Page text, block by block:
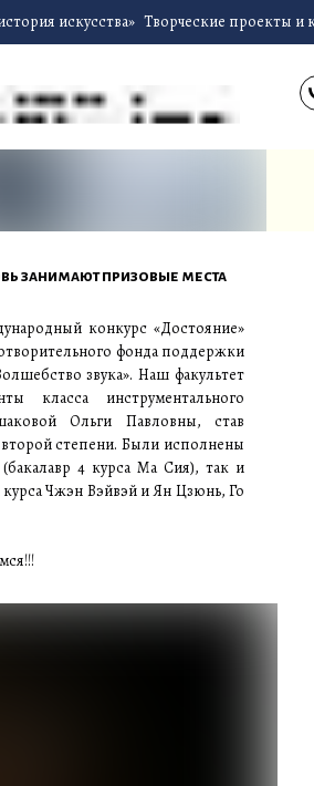
искусства» Творческие проекты и
конкурс «Достояние»
фонда поддержки
звука». Наш факультет
класса инструментального
Ольги Павловны, став
степени. Были исполнены
4 курса Ма Сия), так и
курса Чжэн Вэйвэй и Ян Цзюнь, Го
занимают призовые места